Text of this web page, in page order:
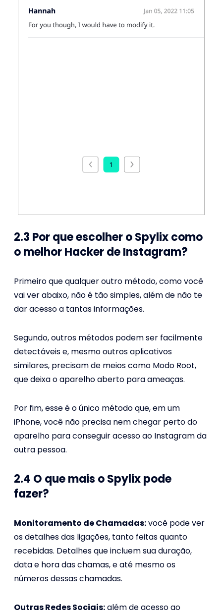
2.3 Por que escolher o Spylix como
o melhor Hacker de Instagram?
Primeiro que qualquer outro método, como você
vai ver abaixo, não é tão simples, além de não te
dar acesso a tantas informações.
Segundo, outros métodos podem ser facilmente
detectáveis e, mesmo outros aplicativos
similares, precisam de meios como Modo Root,
que deixa o aparelho aberto para ameaças.
Por fim, esse é o único método que, em um
iPhone, você não precisa nem chegar perto do
aparelho para conseguir acesso ao Instagram da
outra pessoa.
2.4 O que mais o Spylix pode
fazer?
Monitoramento de Chamadas:você pode ver
os detalhes das ligações, tanto feitas quanto
recebidas. Detalhes que incluem sua duração,
data e hora das chamas, e até mesmo os
números dessas chamadas.
Outras Redes Sociais:além de acesso ao